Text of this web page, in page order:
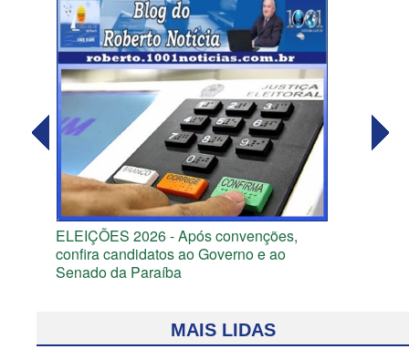
ELEIÇÕES 2026 - Após convenções,
confira candidatos ao Governo e ao
Senado da Paraíba
MAIS LIDAS